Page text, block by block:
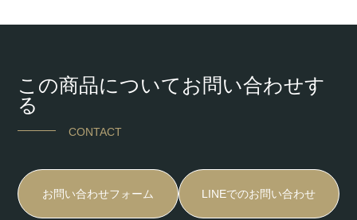
この商品についてお問い合わせす
る
CONTACT
お問い合わせフォーム LINEでのお問い合わせ